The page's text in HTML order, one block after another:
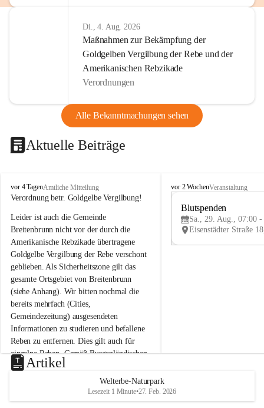
Di., 4. Aug. 2026
Maßnahmen zur Bekämpfung der
Goldgelben Vergilbung der Rebe und der
Amerikanischen Rebzikade
Verordnungen
Alle Bekanntmachungen sehen
Aktuelle Beiträge
B
r
i
t
e
n
b
r
u
n
n
a
m
N
e
u
s
d
vor 4 TagenAmtliche Mitteilung
Verordnung betr. Goldgelbe Vergilbung!
Leider ist auch die Gemeinde
Breitenbrunn nicht vor der durch die
Amerikanische Rebzikade übertragene
Goldgelbe Vergilbung der Rebe verschont
geblieben. Als Sicherheitszone gilt das
gesamte Ortsgebiet von Breitenbrunn
(siehe Anhang). Wir bitten nochmal die
bereits mehrfach (Cities,
Gemeindezeitung) ausgesendeten
Informationen zu studieren und befallene
Reben zu entfernen. Dies gilt auch für
einzelne Reben. Gemäß Burgenländischen
Weinbaugesetz sind nicht gepflegte oder
unzulässige Weingärten zu roden! Bitte
helfen wir zusammen um unsere Winzer
vor den prognostizierten Ernteausfällen
B
e
u
e
d
vor 2 WochenVeranstaltung
Blutspenden
Sa., 29. Aug., 07:00 -
Artikel
Welterbe-Naturpark
Lesezeit 1 Minute•27. Feb. 2026